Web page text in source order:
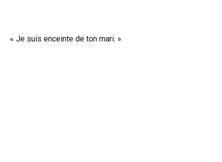
« Je suis enceinte de ton mari. »